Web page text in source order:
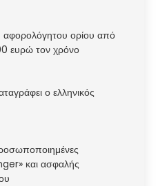
ορίου από
ευρώ τον χρόνο
ο ελληνικός
και ασφαλής